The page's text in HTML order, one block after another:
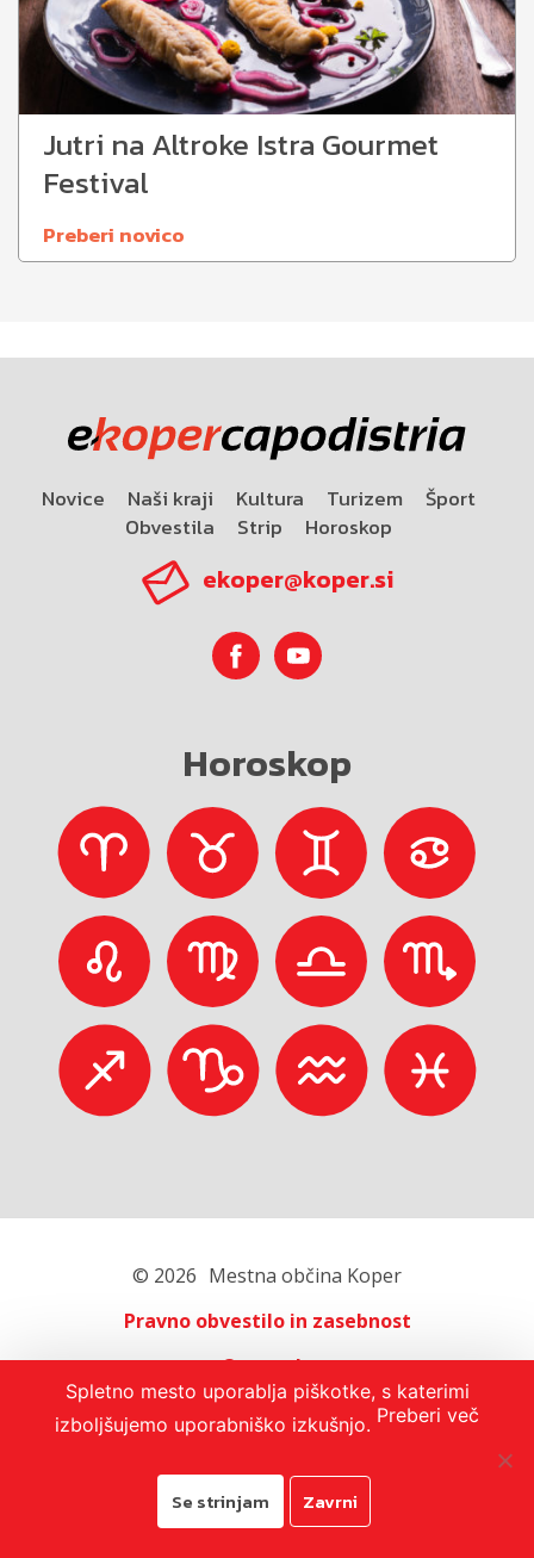
Jutri na Altroke Istra Gourmet
Festival
Preberi novico
Novice Naši kraji Kultura Turizem
Šport
Obvestila
Strip Horoskop
ekoper@koper.si
Horoskop
© 2026 Mestna občina Koper
Pravno obvestilo in zasebnost
O portalu
Oglaševanje
Avtorji: Emigma
Spletno mesto uporablja piškotke, s katerimi
izboljšujemo uporabniško izkušnjo. Preberi več
Se strinjam Zavrni